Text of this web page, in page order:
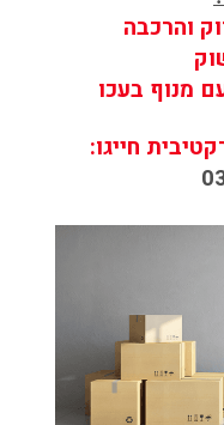
והרכבה
מנוף בעכו
חייגו: